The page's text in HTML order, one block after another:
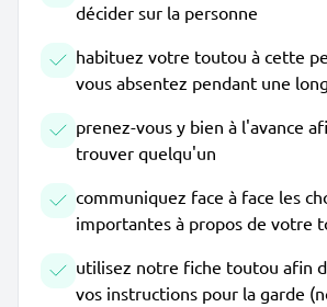
décider sur la personne
habituez votre toutou à cette
vous absentez pendant une
prenez-vous y bien à l'avance
trouver quelqu'un
communiquez face à face les
importantes à propos de votre
utilisez notre fiche toutou afin
vos instructions pour la garde